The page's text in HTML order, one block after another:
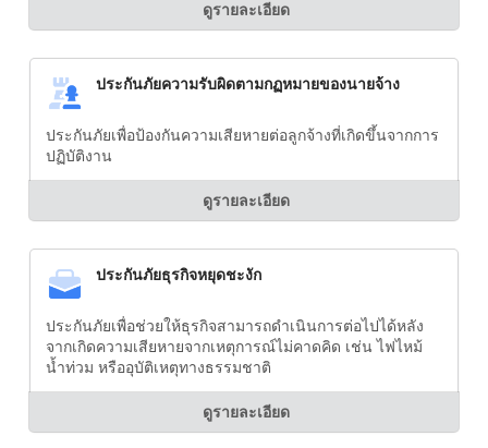
ดูรายละเอียด
ประกันภัยความรับผิดตามกฏหมายของนายจ้าง
ประกันภัยเพื่อป้องกันความเสียหายต่อลูกจ้างที่เกิดขึ้นจากการ
ปฏิบัติงาน
ดูรายละเอียด
ประกันภัยธุรกิจหยุดชะงัก
ประกันภัยเพื่อช่วยให้ธุรกิจสามารถดำเนินการต่อไปได้หลัง
จากเกิดความเสียหายจากเหตุการณ์ไม่คาดคิด เช่น ไฟไหม้
น้ำท่วม หรืออุบัติเหตุทางธรรมชาติ
ดูรายละเอียด